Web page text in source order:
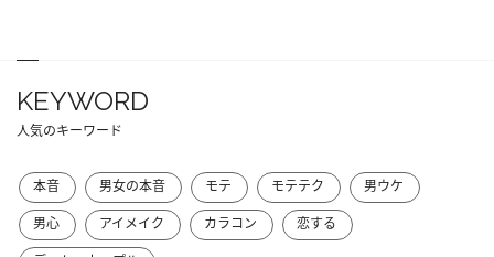
KEYWORD
人気のキーワード
本音 男女の本音 モテ モテテク
男ウケ
男心
アイメイク カラコン
恋する